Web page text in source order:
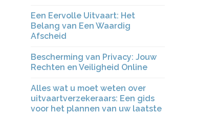
Een Eervolle Uitvaart: Het
Belang van Een Waardig
Afscheid
Bescherming van Privacy: Jouw
Rechten en Veiligheid Online
Alles wat u moet weten over
uitvaartverzekeraars: Een gids
voor het plannen van uw laatste